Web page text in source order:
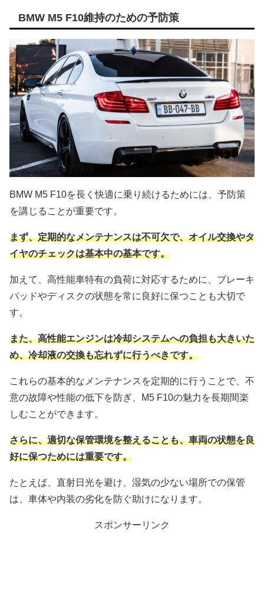
BMW M5 F10維持のための予防策
BMW M5 F10を長く快適に乗り続けるためには、予防策
を講じることが重要です。
まず、定期的なメンテナンスは不可欠で、オイル交換やタ
イヤのチェックは基本中の基本です。
加えて、高性能車特有の負荷に対応するために、ブレーキ
パッドやディスクの状態を常に良好に保つことも大切で
す。
また、高性能エンジンは冷却システムへの負担も大きいた
め、冷却液の交換も忘れずに行うべきです。
これらの基本的なメンテナンスを定期的に行うことで、不
意の故障や性能の低下を防ぎ、M5 F10の魅力を長期間楽
しむことができます。
さらに、適切な保管環境を整えることも、車両の状態を良
好に保つためには重要です。
たとえば、直射日光を避け、湿気の少ない場所での保管
は、車体や内装の劣化を防ぐ助けになります。
スポンサーリンク